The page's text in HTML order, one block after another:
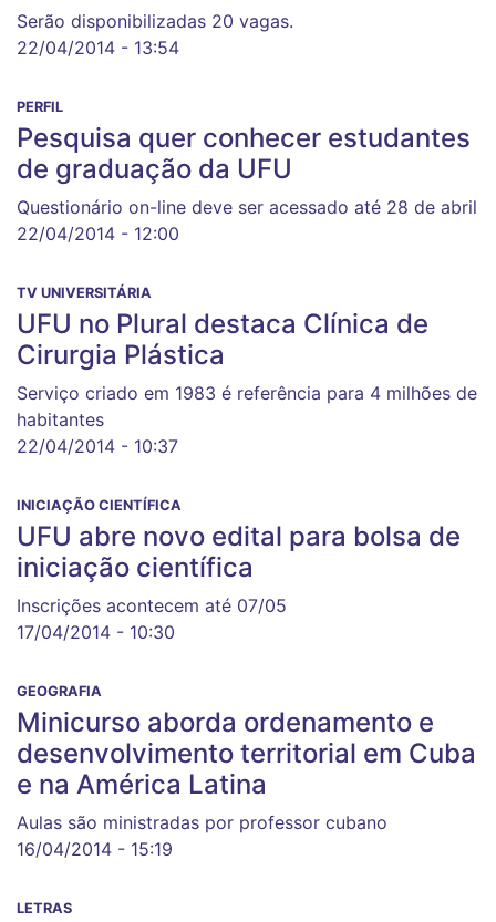
Serão disponibilizadas 20 vagas.
22/04/2014 - 13:54
PERFIL
Pesquisa quer conhecer estudantes
de graduação da UFU
Questionário on-line deve ser acessado até 28 de abril
22/04/2014 - 12:00
TV UNIVERSITÁRIA
UFU no Plural destaca Clínica de
Cirurgia Plástica
Serviço criado em 1983 é referência para 4 milhões de
habitantes
22/04/2014 - 10:37
INICIAÇÃO CIENTÍFICA
UFU abre novo edital para bolsa de
iniciação científica
Inscrições acontecem até 07/05
17/04/2014 - 10:30
GEOGRAFIA
Minicurso aborda ordenamento e
desenvolvimento territorial em Cuba
e na América Latina
Aulas são ministradas por professor cubano
16/04/2014 - 15:19
LETRAS